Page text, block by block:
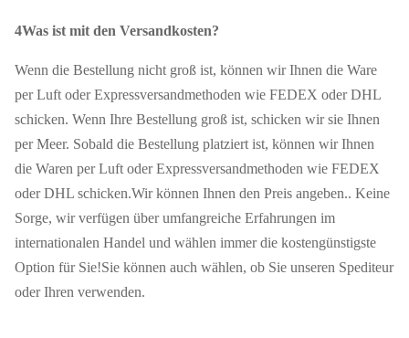
4Was ist mit den Versandkosten?
Wenn die Bestellung nicht groß ist, können wir Ihnen die Ware
per Luft oder Expressversandmethoden wie FEDEX oder DHL
schicken. Wenn Ihre Bestellung groß ist, schicken wir sie Ihnen
per Meer. Sobald die Bestellung platziert ist, können wir Ihnen
die Waren per Luft oder Expressversandmethoden wie FEDEX
oder DHL schicken.Wir können Ihnen den Preis angeben.. Keine
Sorge, wir verfügen über umfangreiche Erfahrungen im
internationalen Handel und wählen immer die kostengünstigste
Option für Sie!Sie können auch wählen, ob Sie unseren Spediteur
oder Ihren verwenden.